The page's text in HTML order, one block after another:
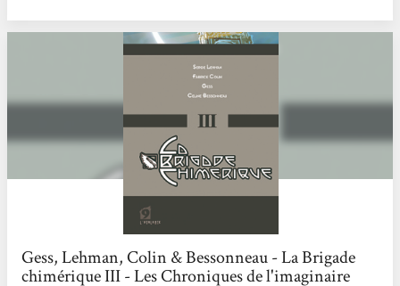
Gess, Lehman, Colin & Bessonneau - La Brigade
chimérique III - Les Chroniques de l'imaginaire